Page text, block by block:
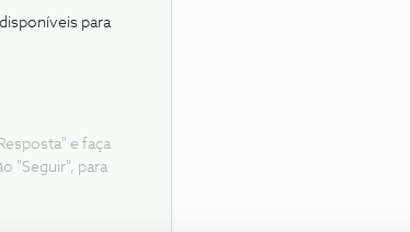
para
e faça
"Seguir", para